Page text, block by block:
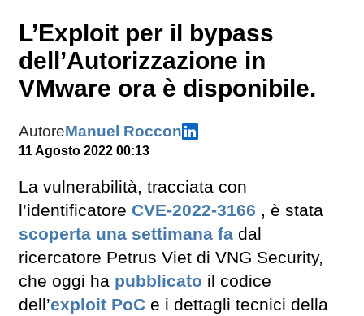
L’Exploit per il bypass
dell’Autorizzazione in
VMware ora è disponibile.
AutoreManuel Roccon
11 Agosto 2022 00:13
La vulnerabilità, tracciata con
l’identificatore CVE-2022-3166 , è stata
scoperta una settimana fa dal
ricercatore Petrus Viet di VNG Security,
che oggi ha pubblicato il codice
dell’exploit PoC e i dettagli tecnici della